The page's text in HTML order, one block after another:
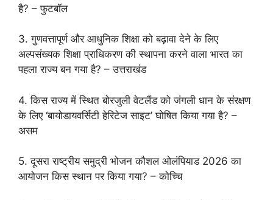
है? – फुटबॉल
3. गुणवत्तापूर्ण और आधुनिक शिक्षा को बढ़ावा देने के लिए
अल्पसंख्यक शिक्षा प्राधिकरण की स्थापना करने वाला भारत का
पहला राज्य बन गया है? – उत्तराखंड
4. किस राज्य में स्थित बोरजुली वेटलैंड को जंगली धान के संरक्षण
के लिए ‘बायोडायवर्सिटी हेरिटेज साइट’ घोषित किया गया है? –
असम
5. दूसरा राष्ट्रीय समुद्री भोजन कौशल ओलंपियाड 2026 का
आयोजन किस स्थान पर किया गया? – कोच्चि